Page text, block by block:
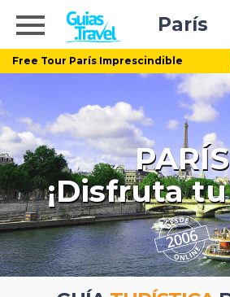
Free Tour París Imprescindible
París
PARÍS
¡Disfruta